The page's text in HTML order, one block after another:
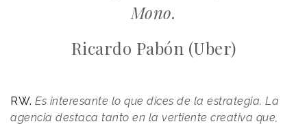
Mono.
Ricardo Pabón (Uber)
RW. Es interesante lo que dices de la estrategia. La
agencia destaca tanto en la vertiente creativa que,